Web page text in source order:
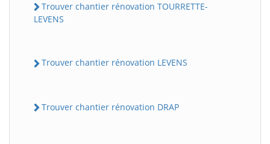
Trouver chantier rénovation TOURRETTE-
LEVENS
Trouver chantier rénovation LEVENS
Trouver chantier rénovation DRAP